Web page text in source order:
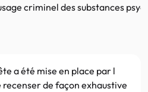
criminel des substances
a été mise en place par l
recenser de façon exhaustive